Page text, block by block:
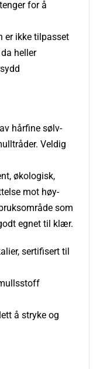
for å
er ikke tilpasset
heller
hårfine sølv-
Veldig
økologisk,
mot høy-
som
egnet til klær.
sertifisert til
å stryke og